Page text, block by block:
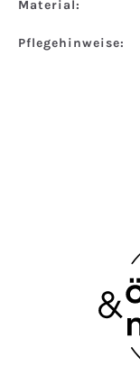
Material:
Pflegehinweise: